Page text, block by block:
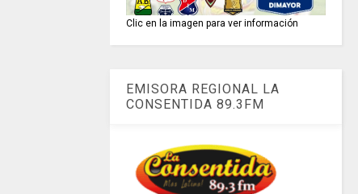
Clic en la imagen para ver información
EMISORA REGIONAL LA
CONSENTIDA 89.3FM